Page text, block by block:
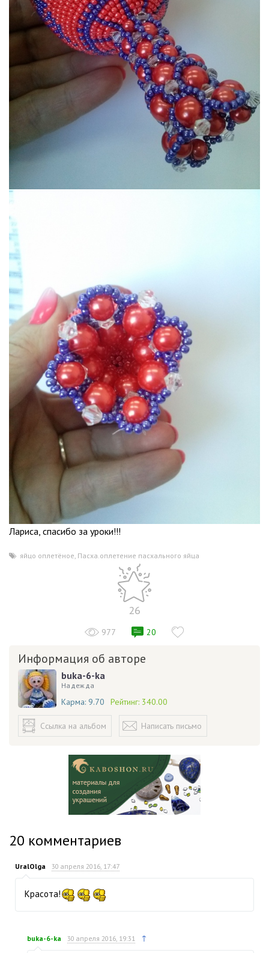
Лариса, спасибо за уроки!!!
яйцо оплетёное, Пасха.оплетение пасхального яйца
26
977 20
Информация об авторе
buka-6-ka
Надежда
Карма: 9.70 Рейтинг: 340.00
Ссылка на альбом Написать письмо
20 комментариев
UralOlga 30 апреля 2016, 17:47
Красота!
buka-6-ka 30 апреля 2016, 19:31 ↑